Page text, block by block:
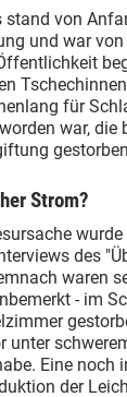
stand von
und war
für
war, die
Strom?
des
waren
- im
unter
Eine noch
der